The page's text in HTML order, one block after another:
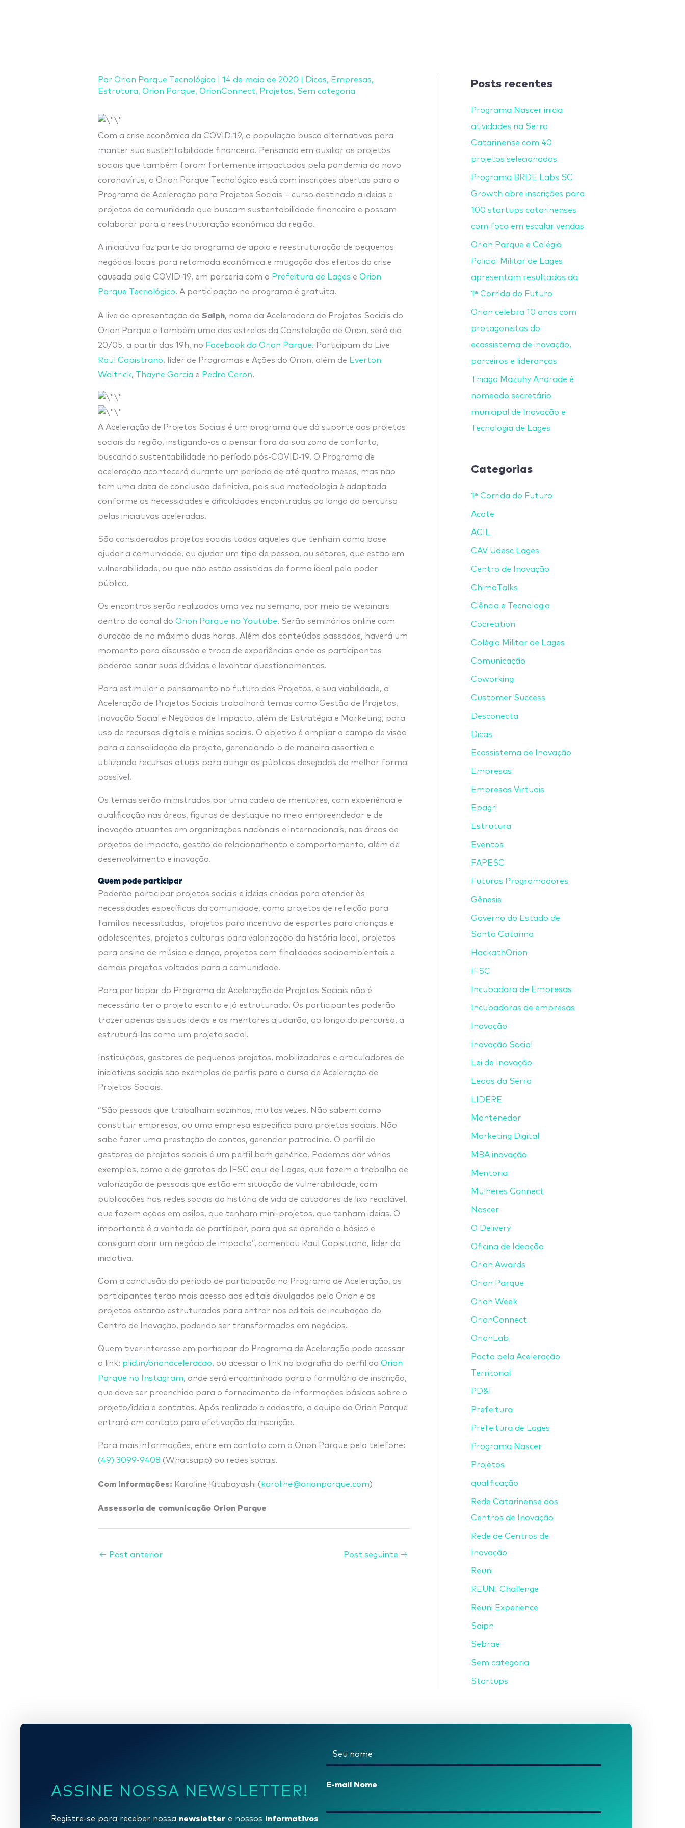
Por Orion Parque Tecnológico 14 de maio de 2020 Dicas, Empresas,
Estrutura, Orion Parque, OrionConnect, Projetos, Sem categoria
Com a crise econômica da COVID-19, a população busca alternativas para
manter sua sustentabilidade financeira. Pensando em auxiliar os projetos
sociais que também foram fortemente impactados pela pandemia do novo
coronavírus, o Orion Parque Tecnológico está com inscrições abertas para o
Programa de Aceleração para Projetos Sociais – curso destinado a ideias e
projetos da comunidade que buscam sustentabilidade financeira e possam
colaborar para a reestruturação econômica da região.
A iniciativa faz parte do programa de apoio e reestruturação de pequenos
negócios locais para retomada econômica e mitigação dos efeitos da crise
causada pela COVID-19, em parceria com a Prefeitura de Lages e Orion
Parque Tecnológico. A participação no programa é gratuita.
A live de apresentação da Saiph, nome da Aceleradora de Projetos Sociais do
Orion Parque e também uma das estrelas da Constelação de Orion, será dia
20/05, a partir das 19h, no Facebook do Orion Parque. Participam da Live
Raul Capistrano, líder de Programas e Ações do Orion, além de Everton
Waltrick, Thayne Garcia e Pedro Ceron.
A Aceleração de Projetos Sociais é um programa que dá suporte aos projetos
sociais da região, instigando-os a pensar fora da sua zona de conforto,
buscando sustentabilidade no período pós-COVID-19. O Programa de
aceleração acontecerá durante um período de até quatro meses, mas não
tem uma data de conclusão definitiva, pois sua metodologia é adaptada
conforme as necessidades e dificuldades encontradas ao longo do percurso
pelas iniciativas aceleradas.
São considerados projetos sociais todos aqueles que tenham como base
ajudar a comunidade, ou ajudar um tipo de pessoa, ou setores, que estão em
vulnerabilidade, ou que não estão assistidas de forma ideal pelo poder
público.
Os encontros serão realizados uma vez na semana, por meio de webinars
dentro do canal do Orion Parque no Youtube. Serão seminários online com
duração de no máximo duas horas. Além dos conteúdos passados, haverá um
momento para discussão e troca de experiências onde os participantes
poderão sanar suas dúvidas e levantar questionamentos.
Para estimular o pensamento no futuro dos Projetos, e sua viabilidade, a
Aceleração de Projetos Sociais trabalhará temas como Gestão de Projetos,
Inovação Social e Negócios de Impacto, além de Estratégia e Marketing, para
uso de recursos digitais e mídias sociais. O objetivo é ampliar o campo de visão
para a consolidação do projeto, gerenciando-o de maneira assertiva e
utilizando recursos atuais para atingir os públicos desejados da melhor forma
possível.
Os temas serão ministrados por uma cadeia de mentores, com experiência e
qualificação nas áreas, figuras de destaque no meio empreendedor e de
inovação atuantes em organizações nacionais e internacionais, nas áreas de
projetos de impacto, gestão de relacionamento e comportamento, além de
desenvolvimento e inovação.
Quem pode participar
Poderão participar projetos sociais e ideias criadas para atender às
necessidades específicas da comunidade, como projetos de refeição para
famílias necessitadas, projetos para incentivo de esportes para crianças e
adolescentes, projetos culturais para valorização da história local, projetos
para ensino de música e dança, projetos com finalidades socioambientais e
demais projetos voltados para a comunidade.
Para participar do Programa de Aceleração de Projetos Sociais não é
necessário ter o projeto escrito e já estruturado. Os participantes poderão
trazer apenas as suas ideias e os mentores ajudarão, ao longo do percurso, a
estruturá-las como um projeto social.
Instituições, gestores de pequenos projetos, mobilizadores e articuladores de
iniciativas sociais são exemplos de perfis para o curso de Aceleração de
Projetos Sociais.
“São pessoas que trabalham sozinhas, muitas vezes. Não sabem como
constituir empresas, ou uma empresa específica para projetos sociais. Não
sabe fazer uma prestação de contas, gerenciar patrocínio. O perfil de
gestores de projetos sociais é um perfil bem genérico. Podemos dar vários
exemplos, como o de garotas do IFSC aqui de Lages, que fazem o trabalho de
valorização de pessoas que estão em situação de vulnerabilidade, com
publicações nas redes sociais da história de vida de catadores de lixo reciclável,
que fazem ações em asilos, que tenham mini-projetos, que tenham ideias. O
importante é a vontade de participar, para que se aprenda o básico e
consigam abrir um negócio de impacto”, comentou Raul Capistrano, líder da
iniciativa.
Com a conclusão do período de participação no Programa de Aceleração, os
participantes terão mais acesso aos editais divulgados pelo Orion e os
projetos estarão estruturados para entrar nos editais de incubação do
Centro de Inovação, podendo ser transformados em negócios.
Quem tiver interesse em participar do Programa de Aceleração pode acessar
o link: plid.in/orionaceleracao, ou acessar o link na biografia do perfil do Orion
Parque no Instagram, onde será encaminhado para o formulário de inscrição,
que deve ser preenchido para o fornecimento de informações básicas sobre o
projeto/ideia e contatos. Após realizado o cadastro, a equipe do Orion Parque
entrará em contato para efetivação da inscrição.
Para mais informações, entre em contato com o Orion Parque pelo telefone:
(49) 3099-9408 (Whatsapp) ou redes sociais.
Com informações: Karoline Kitabayashi ( karoline@orionparque.com)
Assessoria de comunicação Orion Parque
← Post anterior Post seguinte →
Posts recentes
Programa Nascer inicia
atividades na Serra
Catarinense com 40
projetos selecionados
Programa BRDE Labs SC
Growth abre inscrições para
100 startups catarinenses
com foco em escalar vendas
Orion Parque e Colégio
Policial Militar de Lages
apresentam resultados da
1ª Corrida do Futuro
Orion celebra 10 anos com
protagonistas do
ecossistema de inovação,
parceiros e lideranças
Thiago Mazuhy Andrade é
nomeado secretário
municipal de Inovação e
Tecnologia de Lages
Categorias
1ª Corrida do Futuro
Acate
ACIL
CAV Udesc Lages
Centro de Inovação
ChimaTalks
Ciência e Tecnologia
Cocreation
Colégio Militar de Lages
Comunicação
Coworking
Customer Success
Desconecta
Dicas
Ecossistema de Inovação
Empresas
Empresas Virtuais
Epagri
Estrutura
Eventos
FAPESC
Futuros Programadores
Gênesis
Governo do Estado de
Santa Catarina
HackathOrion
IFSC
Incubadora de Empresas
Incubadoras de empresas
Inovação
Inovação Social
Lei de Inovação
Leoas da Serra
LIDERE
Mantenedor
Marketing Digital
MBA inovação
Mentoria
Mulheres Connect
Nascer
O Delivery
Oficina de Ideação
Orion Awards
Orion Parque
Orion Week
OrionConnect
OrionLab
Pacto pela Aceleração
Territorial
PD&I
Prefeitura
Prefeitura de Lages
Programa Nascer
Projetos
qualificação
Rede Catarinense dos
Centros de Inovação
Rede de Centros de
Inovação
Reuni
REUNI Challenge
Reuni Experience
Saiph
Sebrae
Sem categoria
Startups
ASSINE NOSSA NEWSLETTER!
Registre-se para receber nossa newsletter e nossos informativos
o
m
*
E-mail Nome